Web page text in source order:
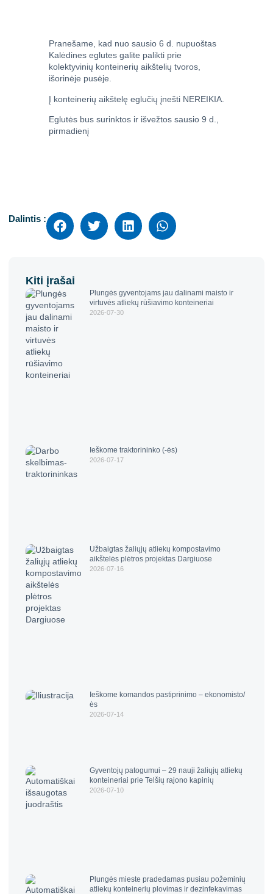
Pranešame, kad nuo sausio 6 d. nupuoštas
Kalėdines eglutes galite palikti prie
kolektyvinių konteinerių aikštelių tvoros,
išorinėje pusėje.
Į konteinerių aikštelę eglučių įnešti NEREIKIA.
Eglutės bus surinktos ir išvežtos sausio 9 d.,
pirmadienį
Dalintis :
Kiti įrašai
Plungės gyventojams jau dalinami maisto ir
virtuvės atliekų rūšiavimo konteineriai
2026-07-30
Ieškome traktorininko (-ės)
2026-07-17
Užbaigtas žaliųjų atliekų kompostavimo
aikštelės plėtros projektas Dargiuose
2026-07-16
Ieškome komandos pastiprinimo – ekonomisto/
ės
2026-07-14
Gyventojų patogumui – 29 nauji žaliųjų atliekų
konteineriai prie Telšių rajono kapinių
2026-07-10
Plungės mieste pradedamas pusiau požeminių
atliekų konteinerių plovimas ir dezinfekavimas